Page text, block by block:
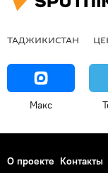
ТАДЖИКИСТАН
Макс
О проекте Контакты